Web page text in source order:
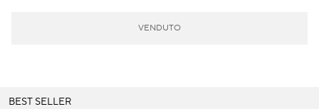
VENDUTO
BEST SELLER